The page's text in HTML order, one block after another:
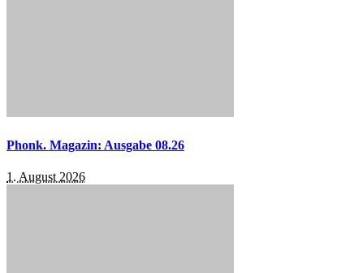
Phonk. Magazin: Ausgabe 08.26
1. August 2026